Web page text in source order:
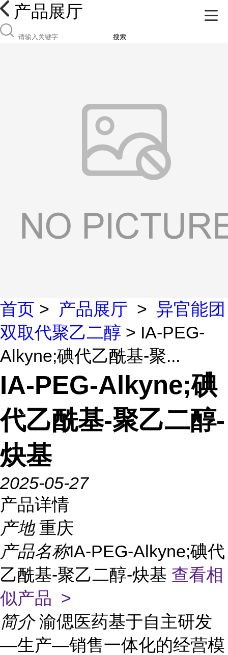
产品展厅
搜索
首页 > 产品展厅 > 异官能团
双取代聚乙二醇 > IA-PEG-
Alkyne;碘代乙酰基-聚...
IA-PEG-Alkyne;碘
代乙酰基-聚乙二醇-
炔基
2025-05-27
产品详情
产地 重庆
产品名称IA-PEG-Alkyne;碘代
乙酰基-聚乙二醇-炔基 查看相
似产品 >
简介 渝偲医药基于自主研发
—生产—销售一体化的经营模